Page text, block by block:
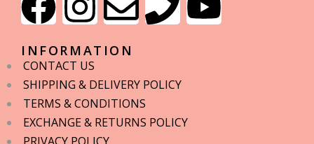
INFORMATION
CONTACT US
SHIPPING & DELIVERY POLICY
TERMS & CONDITIONS
EXCHANGE & RETURNS POLICY